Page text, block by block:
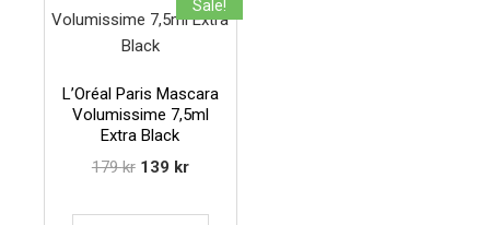
Sale!
L’Oréal Paris Mascara
Volumissime 7,5ml
Extra Black
179kr 139 kr